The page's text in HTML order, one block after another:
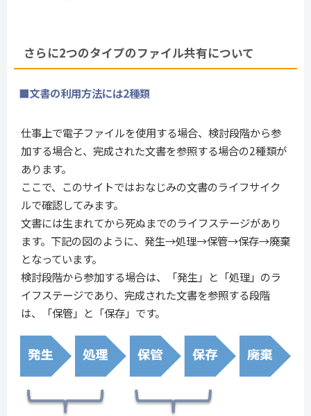
さらに2つのタイプのファイル共有について
■文書の利用方法には2種類
仕事上で電子ファイルを使用する場合、検討段階から参
加する場合と、完成された文書を参照する場合の2種類が
あります。
ここで、このサイトではおなじみの文書のライフサイク
ルで確認してみます。
文書には生まれてから死ぬまでのライフステージがあり
ます。下記の図のように、発生→処理→保管→保存→廃棄
となっています。
検討段階から参加する場合は、「発生」と「処理」のラ
イフステージであり、完成された文書を参照する段階
は、「保管」と「保存」です。